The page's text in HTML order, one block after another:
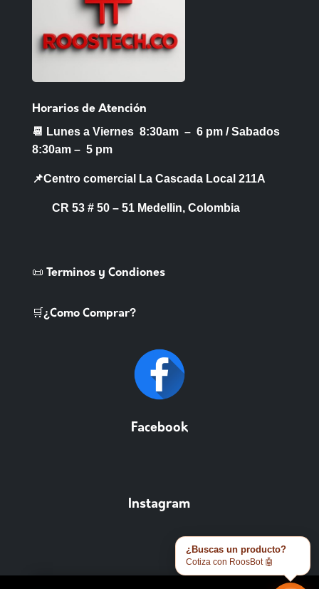
Horarios de Atención
📆 Lunes a Viernes 8:30am – 6 pm /Sabados
8:30am – 5 pm
📌Centro comercial La Cascada Local 211A
CR 53 # 50 – 51 Medellin, Colombia
📜 Terminos y Condiones
🛒¿Como Comprar?
Facebook
Instagram
¿Buscas un producto?
Cotiza con RoosBot 🤖